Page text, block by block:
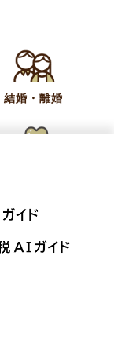
結婚・離婚